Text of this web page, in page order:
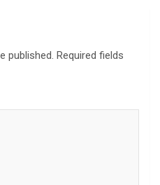
published. Required fields